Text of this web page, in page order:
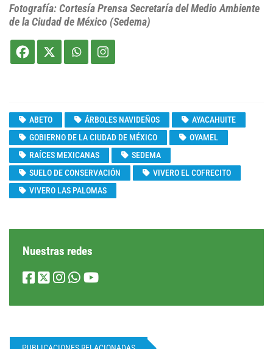
Fotografía: Cortesía Prensa Secretaría del Medio Ambiente
de la Ciudad de México (Sedema)
ABETO ÁRBOLES NAVIDEÑOS
AYACAHUITE
GOBIERNO DE LA CIUDAD DE MÉXICO
OYAMEL
RAÍCES MEXICANAS
SEDEMA
SUELO DE CONSERVACIÓN
VIVERO EL COFRECITO
VIVERO LAS PALOMAS
Nuestras redes